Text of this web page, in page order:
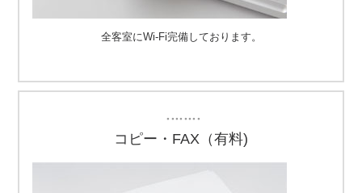
全客室にWi-Fi完備しております。
・・・・・・・・
コピー・FAX（有料)